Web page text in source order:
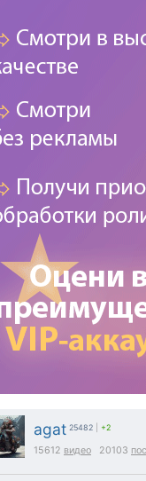
agat 25482 +2
15612 видео 20103